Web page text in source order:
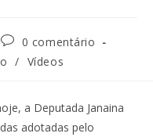
0 comentário
/ Vídeos
a Deputada Janaina
adotadas pelo